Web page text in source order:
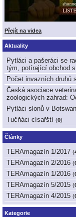
Přejít na videa
Aktuality
Pytláci a pašeráci se
tým, potírající obchod
Počet invazních druhů
Česká asociace
zoologických zahrad:
Pytláci slonů v
Tučňáci císařští (0)
Články
TERAmagazín 1/2017 (
TERAmagazín 2/2016 (
TERAmagazín 1/2016 (
TERAmagazín 5/2015 (
TERAmagazín 4/2015 (
Kategorie